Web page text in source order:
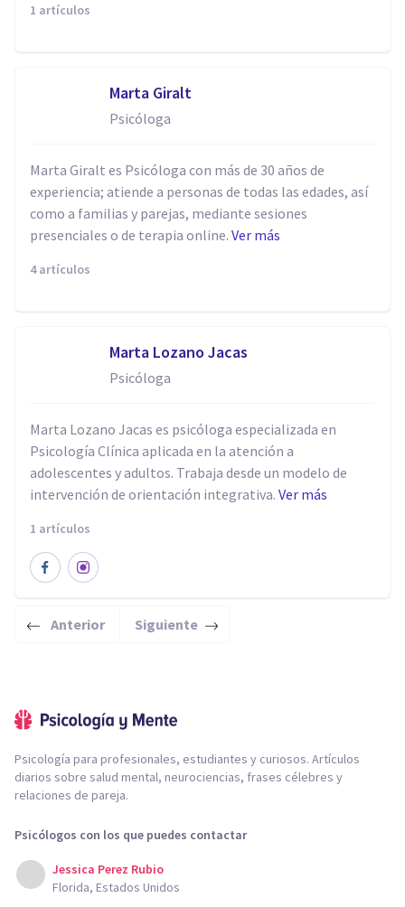
1 artículos
Marta Giralt
Psicóloga
Marta Giralt es Psicóloga con más de 30 años de
experiencia; atiende a personas de todas las edades, así
como a familias y parejas, mediante sesiones
presenciales o de terapia online. Ver más
4 artículos
Marta Lozano Jacas
Psicóloga
Marta Lozano Jacas es psicóloga especializada en
Psicología Clínica aplicada en la atención a
adolescentes y adultos. Trabaja desde un modelo de
intervención de orientación integrativa. Ver más
1 artículos
Anterior Siguiente
Psicología para profesionales, estudiantes y curiosos. Artículos
diarios sobre salud mental, neurociencias, frases célebres y
relaciones de pareja.
Psicólogos con los que puedes contactar
Jessica Perez Rubio
Florida, Estados Unidos